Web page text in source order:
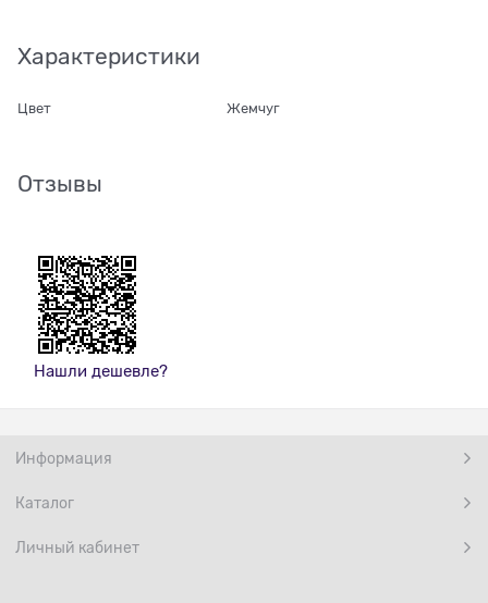
Характеристики
Цвет Жемчуг
Отзывы
Нашли дешевле?
Информация
Каталог
Личный кабинет